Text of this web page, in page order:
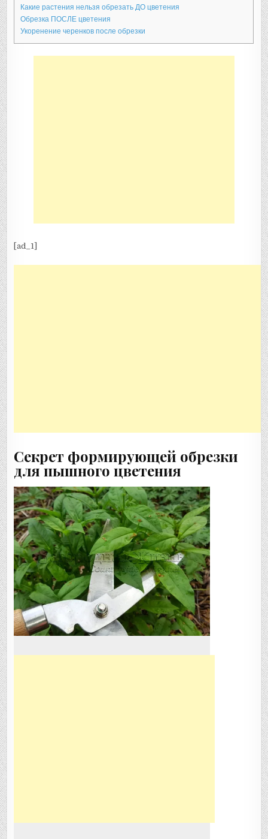
Какие растения нельзя обрезать ДО цветения
Обрезка ПОСЛЕ цветения
Укоренение черенков после обрезки
[ad_1]
Секрет формирующей обрезки
для пышного цветения